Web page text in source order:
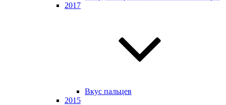
2017
Вкус пальцев
2015